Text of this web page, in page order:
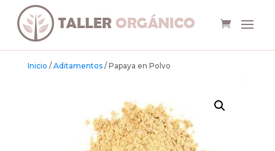
Inicio / Aditamentos/ Papaya en Polvo